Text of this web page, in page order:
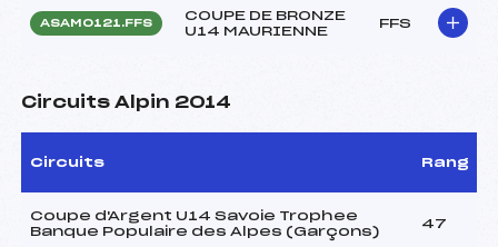
ASAM0121.FFS
COUPE DE BRONZE
U14 MAURIENNE
FFS
Circuits Alpin 2014
Circuits Rang
Coupe d'Argent U14 Savoie Trophee
Banque Populaire des Alpes (Garçons)
47